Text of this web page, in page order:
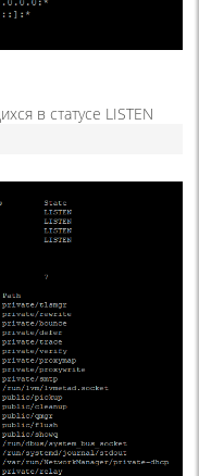
в статусе LISTEN